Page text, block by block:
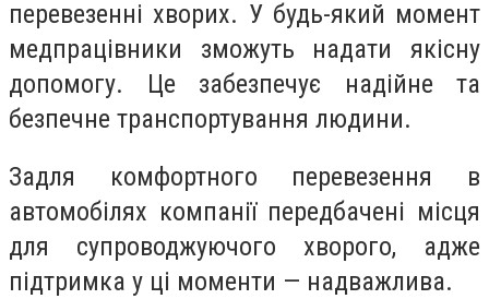
перевезенні хворих. У будь-який момент
медпрацівники зможуть надати якісну
допомогу. Це забезпечує надійне та
безпечне транспортування людини.
Задля комфортного перевезення в
автомобілях компанії передбачені місця
для супроводжуючого хворого, адже
підтримка у ці моменти — надважлива.